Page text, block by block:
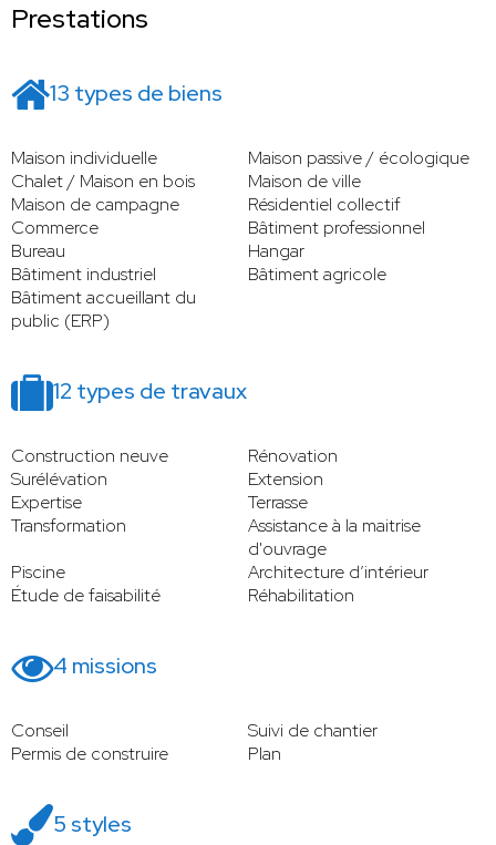
Prestations
13 types de biens
Maison individuelle
Maison passive / écologique
Chalet / Maison en bois
Maison de ville
Maison de campagne
Résidentiel collectif
Commerce
Bâtiment professionnel
Bureau
Hangar
Bâtiment industriel
Bâtiment agricole
Bâtiment accueillant du
public (ERP)
12 types de travaux
Construction neuve
Rénovation
Surélévation
Extension
Expertise
Terrasse
Transformation
Assistance à la maitrise
d'ouvrage
Piscine
Architecture d’intérieur
Étude de faisabilité
Réhabilitation
4 missions
Conseil
Suivi de chantier
Permis de construire
Plan
5 styles